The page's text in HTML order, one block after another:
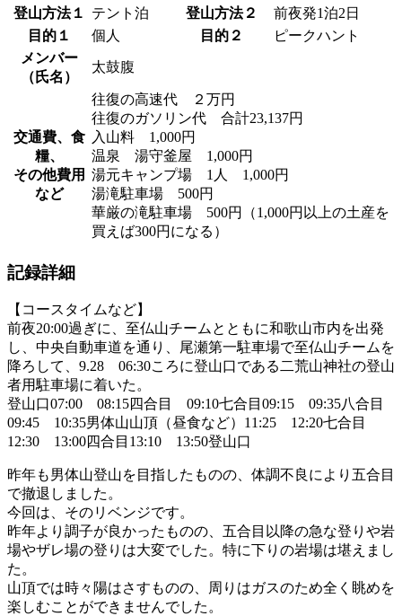
登山方法１ テント泊 登山方法２
前夜発1泊2日
目的１
個人 目的２
ピークハント
メンバー
（氏名）
太鼓腹
交通費、食
糧、
その他費用
など
往復の高速代 ２万円
往復のガソリン代 合計23,137円
入山料 1,000円
温泉 湯守釜屋 1,000円
湯元キャンプ場 1人 1,000円
湯滝駐車場 500円
華厳の滝駐車場 500円（1,000円以上の土産を
買えば300円になる）
記録詳細
【コースタイムなど】
前夜20:00過ぎに、至仏山チームとともに和歌山市内を出発
し、中央自動車道を通り、尾瀬第一駐車場で至仏山チームを
降ろして、9.28 06:30ころに登山口である二荒山神社の登山
者用駐車場に着いた。
登山口07:00 08:15四合目 09:10七合目09:15 09:35八合目
09:45 10:35男体山山頂（昼食など）11:25 12:20七合目
12:30 13:00四合目13:10 13:50登山口
昨年も男体山登山を目指したものの、体調不良により五合目
で撤退しました。
今回は、そのリベンジです。
昨年より調子が良かったものの、五合目以降の急な登りや岩
場やザレ場の登りは大変でした。特に下りの岩場は堪えまし
た。
山頂では時々陽はさすものの、周りはガスのため全く眺めを
楽しむことができませんでした。